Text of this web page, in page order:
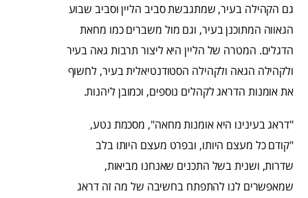
גם הקהילה בעיר, שמתגבשת סביב הליין וסביב שבוע
הגאווה המתוכנן בעיר, וגם מול משברים כמו מחאת
הדגלים. המטרה של הליין היא ליצור תרבות גאה בעיר
ולקהילה הגאה ולקהילה הסטודנטיאלית בעיר, לחשוף
את אומנות הדראג לקהלים נוספים, וכמובן ליהנות.
"דראג בעינינו היא אומנות מחאה", מסכמת נטע,
"קודם כל מעצם היותו, ובפרט מעצם היותו בלב
שדרות, ושנית בשל התכנים שאנחנו מביאות,
שמאפשרים לנו להתפתח בחשיבה של מה זה דראג